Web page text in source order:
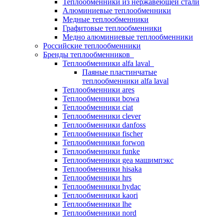
Теплообменники из нержавеющей стали
Алюминиевые теплообменники
Медные теплообменники
Графитовые теплообменники
Медно алюминиевые теплообменники
Российские теплообменники
Бренды теплообменников
Теплообменники alfa laval
Паяные пластинчатые
теплообменники alfa laval
Теплообменники ares
Теплообменники bowa
Теплообменники ciat
Теплообменники clever
Теплообменники danfoss
Теплообменники fischer
Теплообменники forwon
Теплообменники funke
Теплообменники gea машимпэкс
Теплообменники hisaka
Теплообменники hrs
Теплообменники hydac
Теплообменники kaori
Теплообменники lhe
Теплообменники nord